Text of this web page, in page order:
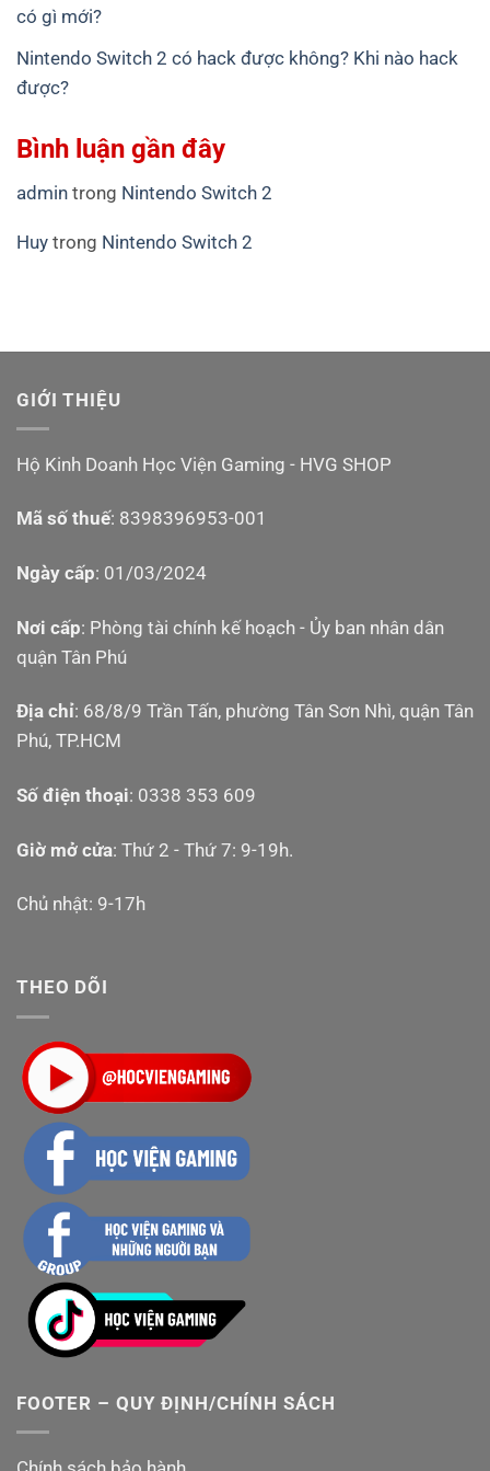
có gì mới?
Nintendo Switch 2 có hack được không? Khi nào hack
được?
Bình luận gần đây
admin trong Nintendo Switch 2
Huy trong Nintendo Switch 2
GIỚI THIỆU
Hộ Kinh Doanh Học Viện Gaming - HVG SHOP
Mã số thuế: 8398396953-001
Ngày cấp: 01/03/2024
Nơi cấp: Phòng tài chính kế hoạch - Ủy ban nhân dân
quận Tân Phú
Địa chỉ: 68/8/9 Trần Tấn, phường Tân Sơn Nhì, quận Tân
Phú, TP.HCM
Số điện thoại: 0338 353 609
Giờ mở cửa: Thứ 2 - Thứ 7: 9-19h.
Chủ nhật: 9-17h
THEO DÕI
FOOTER – QUY ĐỊNH/CHÍNH SÁCH